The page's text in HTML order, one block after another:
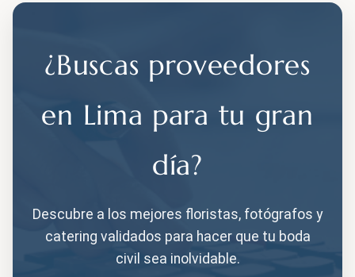
¿Buscas proveedores
en Lima para tu gran
día?
Descubre a los mejores floristas, fotógrafos y
catering validados para hacer que tu boda
civil sea inolvidable.